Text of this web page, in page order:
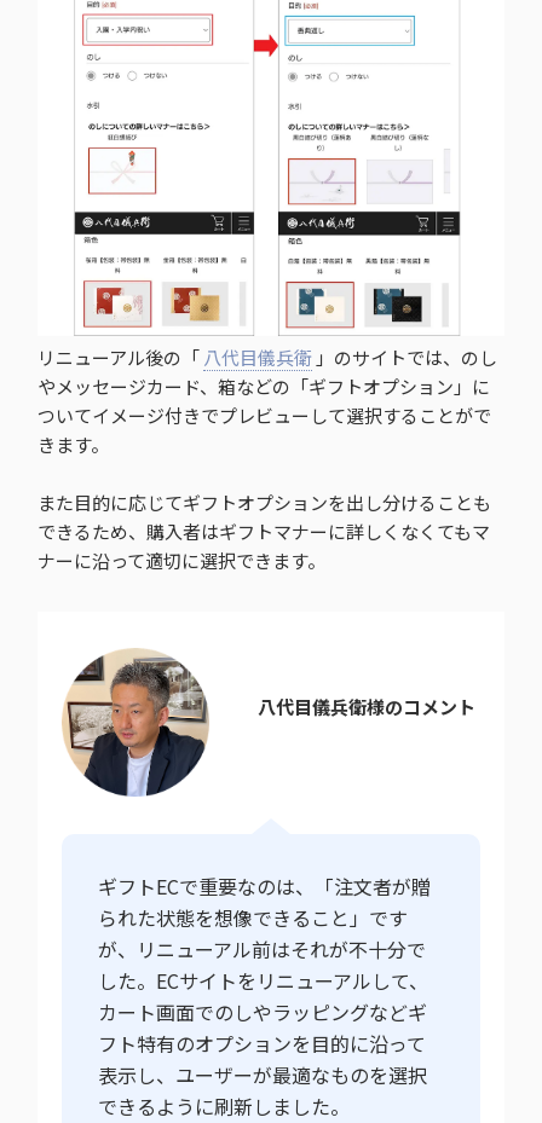
リニューアル後の「 八代目儀兵衛 」のサイトでは、のし
やメッセージカード、箱などの「ギフトオプション」に
ついてイメージ付きでプレビューして選択することがで
きます。
また目的に応じてギフトオプションを出し分けることも
できるため、購入者はギフトマナーに詳しくなくてもマ
ナーに沿って適切に選択できます。
八代目儀兵衛様のコメント
ギフトECで重要なのは、「注文者が贈
られた状態を想像できること」です
が、リニューアル前はそれが不十分で
した。ECサイトをリニューアルして、
カート画面でのしやラッピングなどギ
フト特有のオプションを目的に沿って
表示し、ユーザーが最適なものを選択
できるように刷新しました。